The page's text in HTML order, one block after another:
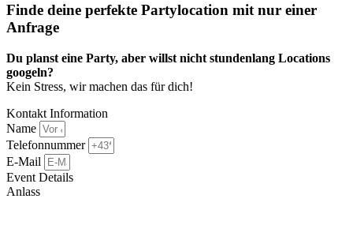
Finde deine perfekte Partylocation mit nur einer
Anfrage​
Du planst eine Party, aber willst nicht stundenlang Locations
googeln?
Kein Stress, wir machen das für dich!
Kontakt Information
Name
Telefonnummer
E-Mail
Event Details
Anlass